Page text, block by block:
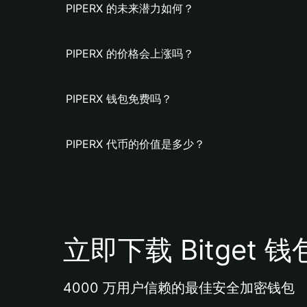
PIPERX 的未来潜力如何？
PIPERX 的价格会上涨吗？
PIPERX 钱包免费吗？
PIPERX 代币的价值是多少？
立即下载 Bitget 钱
4000 万用户信赖的最佳安全加密钱包